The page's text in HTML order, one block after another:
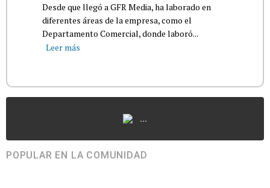
Desde que llegó a GFR Media, ha laborado en
diferentes áreas de la empresa, como el
Departamento Comercial, donde laboró...
Leer más
...
POPULAR EN LA COMUNIDAD